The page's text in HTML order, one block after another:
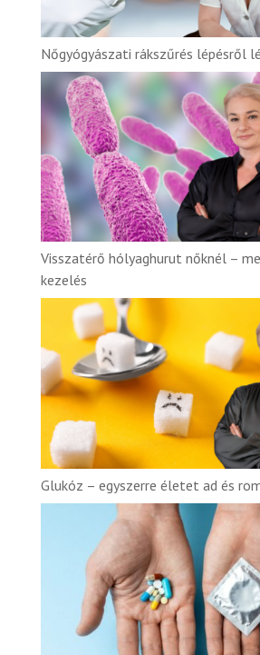
Nőgyógyászati rákszűrés lépésről
Visszatérő hólyaghurut nőknél –
kezelés
Glukóz – egyszerre életet ad és